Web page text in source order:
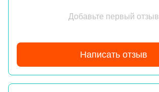
Добавьте первый отзыв
Написать отзыв